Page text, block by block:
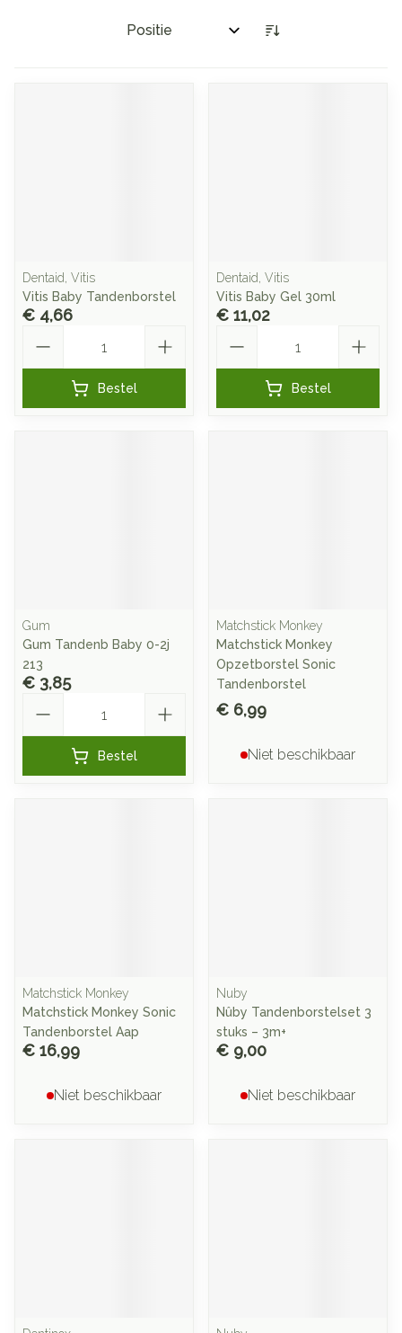
Sorteer op:
Dentaid, Vitis
Vitis Baby Tandenborstel
€ 4,66
Bestel
Dentaid, Vitis
Vitis Baby Gel 30ml
€ 11,02
Bestel
Gum
Gum Tandenb Baby 0-2j
213
€ 3,85
Bestel
Matchstick Monkey
Matchstick Monkey
Opzetborstel Sonic
Tandenborstel
€ 6,99
Niet beschikbaar
Matchstick Monkey
Matchstick Monkey Sonic
Tandenborstel Aap
€ 16,99
Niet beschikbaar
Nuby
Nûby Tandenborstelset 3
stuks – 3m+
€ 9,00
Niet beschikbaar